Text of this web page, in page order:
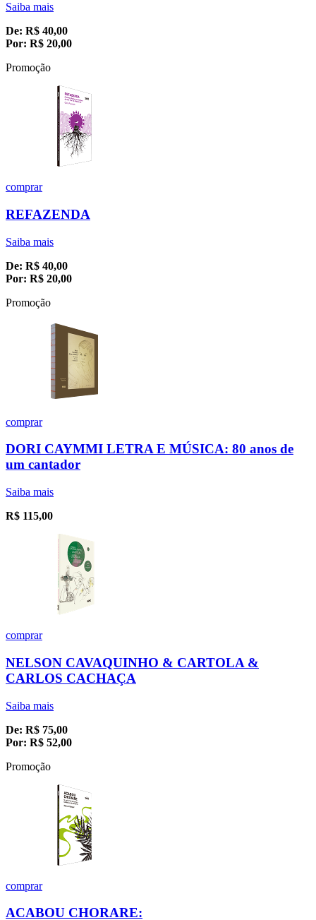
Saiba mais
De: R$ 40,00
Por: R$ 20,00
Promoção
comprar
REFAZENDA
Saiba mais
De: R$ 40,00
Por: R$ 20,00
Promoção
comprar
DORI CAYMMI LETRA E MÚSICA: 80 anos de
um cantador
Saiba mais
R$ 115,00
comprar
NELSON CAVAQUINHO & CARTOLA &
CARLOS CACHAÇA
Saiba mais
De: R$ 75,00
Por: R$ 52,00
Promoção
comprar
ACABOU CHORARE: